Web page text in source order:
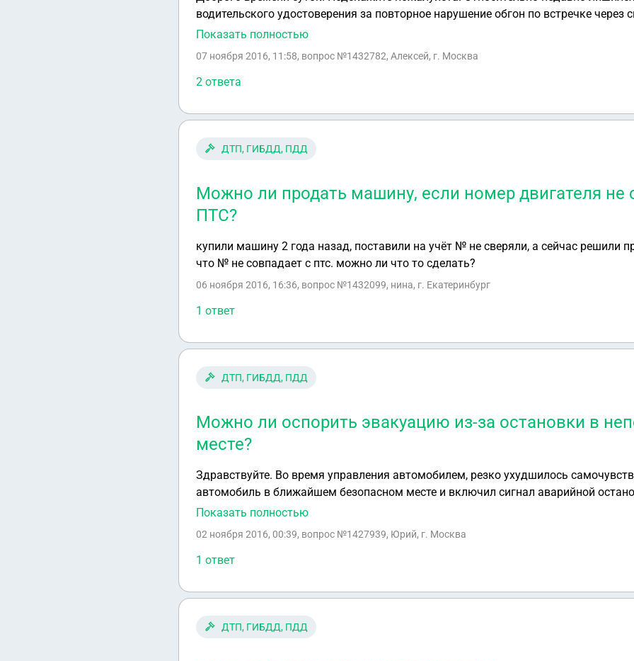
водительского удостоверения за повторное нарушение обгон по встречке
в ГИБДД. Судья сказал что должен вступить закон в силу о лишении права
ехать в гаи и что-то написать о досрочном возврате прав (лишили на год)
в КоАП. Поправки в КоАП РФ внесены Правительством РФ в Государственную
точно узнать принят закон или ещё нет ? И действительно ли с Юридеческой
Показать полностью
07 ноября 2016, 11:58, вопрос №1432782, Алексей, г. Москва
2 ответа
ДТП, ГИБДД, ПДД
Можно ли продать машину, если номер двигателя не
ПТС?
купили машину 2 года назад, поставили на учёт № не сверяли, а сейчас решили
что № не совпадает с птс. можно ли что то сделать?
06 ноября 2016, 16:36, вопрос №1432099, нина, г. Екатеринбург
1 ответ
ДТП, ГИБДД, ПДД
Можно ли оспорить эвакуацию из-за остановки в
месте?
Здравствуйте. Во время управления автомобилем, резко ухудшилось
автомобиль в ближайшем безопасном месте и включил сигнал аварийной
стало легче, огляделся по сторонам и увидел аптеку и не выключая сигнал
где он стоял, оказалось была зона действия знака 3.27. Можно ли оспорить
Показать полностью
02 ноября 2016, 00:39, вопрос №1427939, Юрий, г. Москва
1 ответ
ДТП, ГИБДД, ПДД